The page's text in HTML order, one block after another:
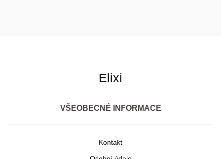
Elixi
VŠEOBECNÉ INFORMACE
Kontakt